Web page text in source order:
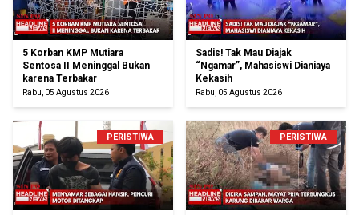
5 Korban KMP Mutiara
Sentosa II Meninggal Bukan
karena Terbakar
Rabu, 05 Agustus 2026
Sadis! Tak Mau Diajak
“Ngamar”, Mahasiswi Dianiaya
Kekasih
Rabu, 05 Agustus 2026
PERISTIWA PERISTIWA